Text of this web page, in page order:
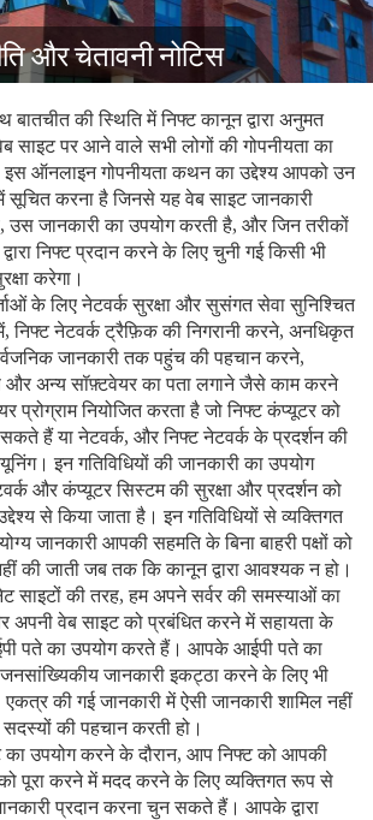
और चेतावनी नोटिस
की स्थिति में निफ्ट कानून द्वारा अनुमत
साइट पर आने वाले सभी लोगों की गोपनीयता का
इस ऑनलाइन गोपनीयता कथन का उद्देश्य आपको उन
सूचित करना है जिनसे यह वेब साइट जानकारी
उस जानकारी का उपयोग करती है, और जिन तरीकों
निफ्ट प्रदान करने के लिए चुनी गई किसी भी
करेगा।
के लिए नेटवर्क सुरक्षा और सुसंगत सेवा सुनिश्चित
नेटवर्क ट्रैफ़िक की निगरानी करने, अनधिकृत
जानकारी तक पहुंच की पहचान करने,
और अन्य सॉफ़्टवेयर का पता लगाने जैसे काम करने
प्रोग्राम नियोजित करता है जो निफ्ट कंप्यूटर को
हैं या नेटवर्क, और निफ्ट नेटवर्क के प्रदर्शन की
इन गतिविधियों की जानकारी का उपयोग
और कंप्यूटर सिस्टम की सुरक्षा और प्रदर्शन को
से किया जाता है। इन गतिविधियों से व्यक्तिगत
जानकारी आपकी सहमति के बिना बाहरी पक्षों को
की जाती जब तक कि कानून द्वारा आवश्यक न हो।
साइटों की तरह, हम अपने सर्वर की समस्याओं का
अपनी वेब साइट को प्रबंधित करने में सहायता के
पते का उपयोग करते हैं। आपके आईपी पते का
जानकारी इकट्ठा करने के लिए भी
की गई जानकारी में ऐसी जानकारी शामिल नहीं
की पहचान करती हो।
का उपयोग करने के दौरान, आप निफ्ट को आपकी
पूरा करने में मदद करने के लिए व्यक्तिगत रूप से
प्रदान करना चुन सकते हैं। आपके द्वारा